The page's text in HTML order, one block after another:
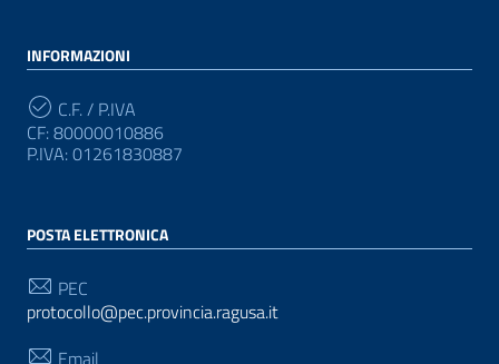
INFORMAZIONI
C.F. / P.IVA
CF: 80000010886
P.IVA: 01261830887
POSTA ELETTRONICA
PEC
protocollo@pec.provincia.ragusa.it
Email